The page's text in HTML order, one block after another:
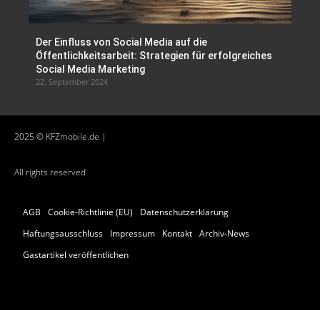
Der Einfluss von Social Media auf die
Öffentlichkeitsarbeit: Strategien für erfolgreiches
Social Media Marketing
22. September 2024
2025 © KFZmobile.de |
All rights reserved
AGB Cookie-Richtlinie (EU)
Datenschutzerklärung
Haftungsausschluss
Impressum Kontakt Archiv-News
Gastartikel veröffentlichen